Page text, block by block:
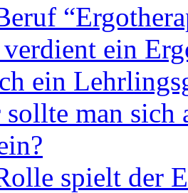
ein
ein
man sich
spielt der